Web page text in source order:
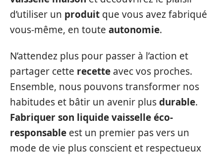
d’utiliser un produit que vous avez fabriqué
vous-même, en toute autonomie.
N’attendez plus pour passer à l’action et
partager cette recette avec vos proches.
Ensemble, nous pouvons transformer nos
habitudes et bâtir un avenir plusdurable.
Fabriquer son liquide vaisselle éco-
responsable est un premier pas vers un
mode de vie plus conscient et respectueux